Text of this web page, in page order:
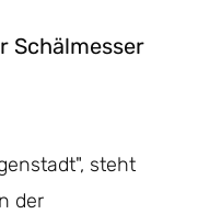
Schälmesser
steht
der